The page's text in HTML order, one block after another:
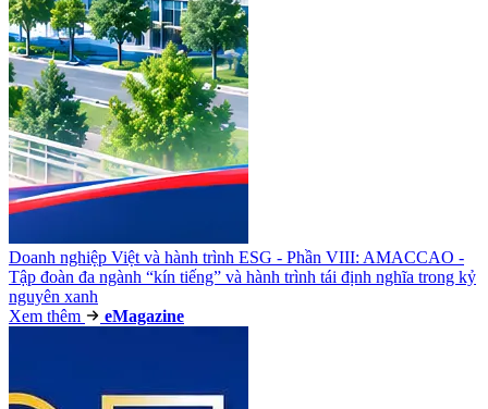
Doanh nghiệp Việt và hành trình ESG - Phần VIII: AMACCAO -
Tập đoàn đa ngành “kín tiếng” và hành trình tái định nghĩa trong kỷ
nguyên xanh
Xem thêm
eMagazine